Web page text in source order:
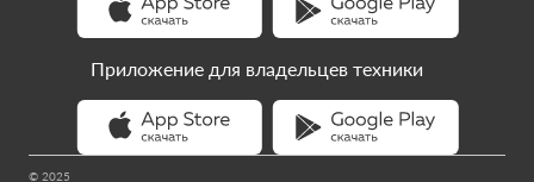
© 2025
Приложение для владельцев техники